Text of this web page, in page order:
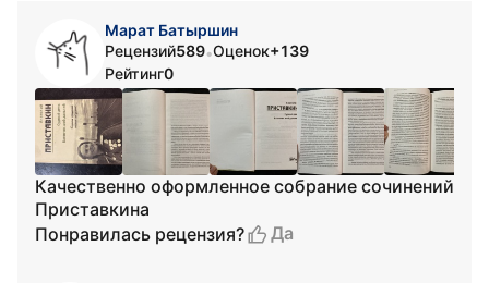
Марат Батыршин
Рецензий589•Оценок+139
Рейтинг0
Качественно оформленное собрание сочинений
Приставкина
Понравилась рецензия?
Да